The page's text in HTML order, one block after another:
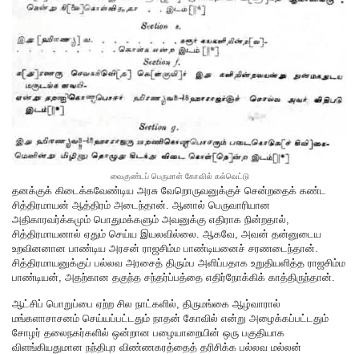
வைகுண்டப் பெருமாள் கோவில் கல்வெட்டு
தனக்குக் கிடைக்கவேண்டிய அரசு வேறொருவனுக்குச் சென்றதைக் கண்ட
சித்திரமாயன் ஆத்திரம் அடைந்தான். ஆனால் பெருவாரியான
அதிகாரவர்க்கமும் பொதுமக்களும் அவனுக்கு எதிராக நின்றதால்,
சித்திரமாயனால் ஏதும் செய்ய இயலவில்லை. ஆகவே, அவன் தன்னுடைய
உறவினனான பாண்டிய அரசன் ராஜசிம்ம பாண்டியனைச் சரணடைந்தான்.
சித்திரமாயனுக்குப் பல்லவ அரசைத் திரும்ப அளிப்பதாக உறுதியளித்த ராஜசிம்ம
பாண்டியன், அதற்கான தகுந்த சந்தர்ப்பத்தை எதிர்நோக்கிக் காத்திருந்தான்.
ஆட்சிப் பொறுப்பை ஏற்ற சில நாட்களில், திருமங்கை ஆழ்வாரால்
மங்களாசாசனம் செய்யப்பட்டதும் நாதன் கோவில் என்று அழைக்கப்பட்டதும்
சோழர் தலைநகர்களில் ஒன்றான பழையாறையின் ஒரு பகுதியாக
விளங்கியதுமான நந்திபுர விண்ணகரத்தைத் தரிசிக்க பல்லவ மல்லன்